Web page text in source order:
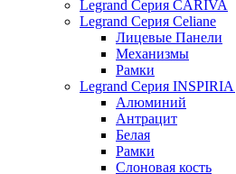
Legrand Серия CARIVA
Legrand Серия Celiane
Лицевые Панели
Механизмы
Рамки
Legrand Серия INSPIRIA
Алюминий
Антрацит
Белая
Рамки
Слоновая кость